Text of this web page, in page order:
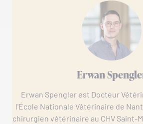
Erwan
Erwan Spengler est Docteur
l'École Nationale Vétérinaire de
chirurgien vétérinaire au CHV Saint-